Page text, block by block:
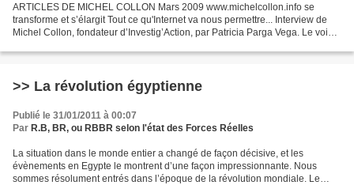
ARTICLES DE MICHEL COLLON Mars 2009 www.michelcollon.info se
transforme et s’élargit Tout ce qu'Internet va nous permettre... Interview de
Michel Collon, fondateur d’Investig’Action, par Patricia Parga Vega. Le voici
>> La révolution égyptienne
Publié le 31/01/2011 à 00:07
Par R.B, BR, ou RBBR selon l'état des Forces Réelles
La situation dans le monde entier a changé de façon décisive, et les
évènements en Egypte le montrent d’une façon impressionnante. Nous
sommes résolument entrés dans l’époque de la révolution mondiale. Le